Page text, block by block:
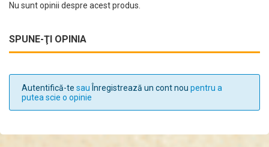
Nu sunt opinii despre acest produs.
SPUNE-ŢI OPINIA
Autentifică-te sau Înregistrează un cont nou pentru a
putea scie o opinie